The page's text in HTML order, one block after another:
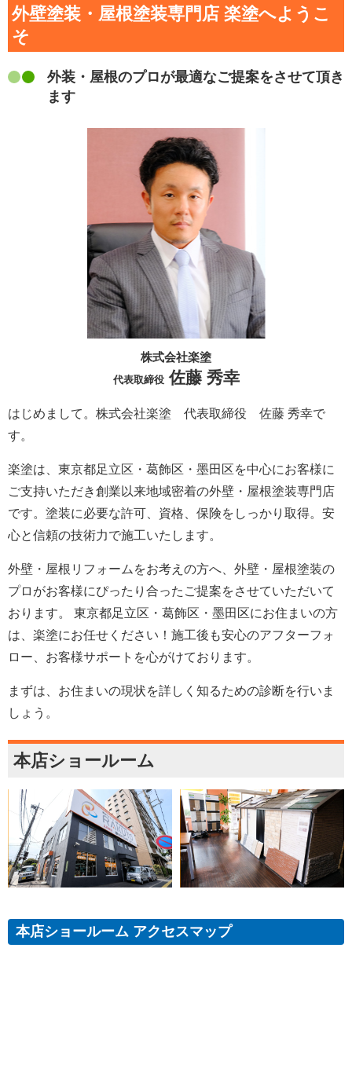
外壁塗装・屋根塗装専門店 楽塗へようこ
そ
外装・屋根のプロが最適なご提案をさせて頂き
ます
株式会社楽塗
代表取締役佐藤 秀幸
はじめまして。株式会社楽塗 代表取締役 佐藤 秀幸で
す。
楽塗は、東京都足立区・葛飾区・墨田区を中心にお客様に
ご支持いただき創業以来地域密着の外壁・屋根塗装専門店
です。塗装に必要な許可、資格、保険をしっかり取得。安
心と信頼の技術力で施工いたします。
外壁・屋根リフォームをお考えの方へ、外壁・屋根塗装の
プロがお客様にぴったり合ったご提案をさせていただいて
おります。 東京都足立区・葛飾区・墨田区にお住まいの方
は、楽塗にお任せください！施工後も安心のアフターフォ
ロー、お客様サポートを心がけております。
まずは、お住まいの現状を詳しく知るための診断を行いま
しょう。
本店ショールーム
本店ショールーム アクセスマップ